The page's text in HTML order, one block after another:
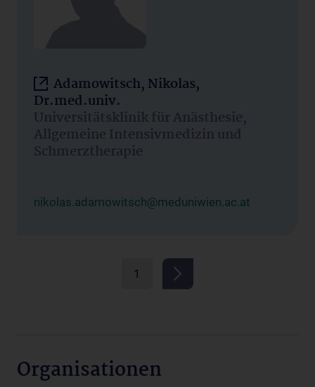
Adamowitsch, Nikolas,
Dr.med.univ.
Universitätsklinik für Anästhesie,
Allgemeine Intensivmedizin und
Schmerztherapie
nikolas.adamowitsch@meduniwien.ac.at
1
Organisationen